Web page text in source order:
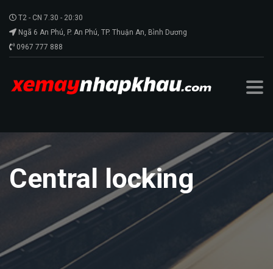
T2 - CN 7.30 - 20:30
Ngã 6 An Phú, P. An Phú, TP. Thuận An, Bình Dương
0967 777 888
Central locking